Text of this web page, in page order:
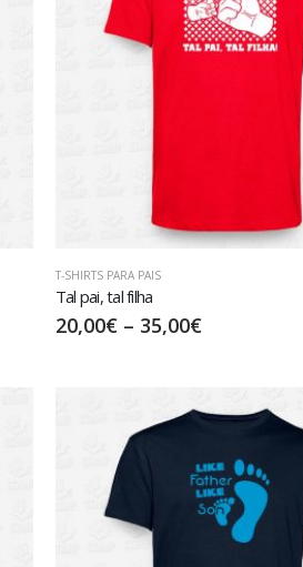
T-SHIRTS PARA PAIS
Tal pai, tal filha
20,00€– 35,00€